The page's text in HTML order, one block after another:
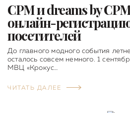
CPM и dreams by
онлайн-
посетителей
До главного модного события
осталось совсем немного. 1
МВЦ «Крокус…
ЧИТАТЬ ДАЛЕЕ